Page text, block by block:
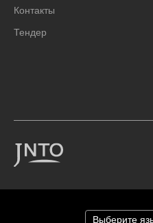
Контакты
Тендер